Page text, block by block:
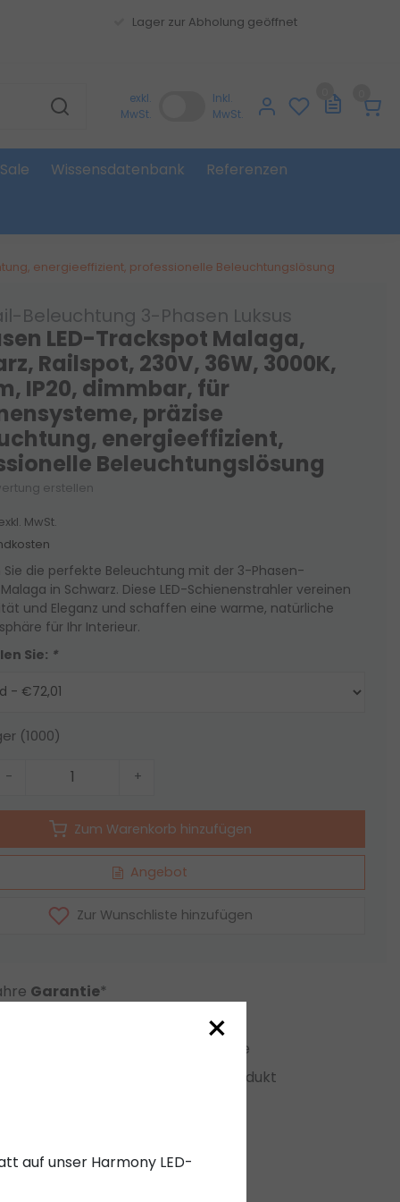
Lager zur Abholung geöffnet
exkl.
MwSt.
Inkl.
MwSt.
Sale Wissensdatenbank Referenzen
energieeffizient, professionelle Beleuchtungslösung
Beleuchtung 3-Phasen Luksus
LED-Trackspot Malaga,
Railspot, 230V, 36W, 3000K,
IP20, dimmbar, für
präzise
energieeffizient,
Beleuchtungslösung
erstellen
MwSt.
Sie die perfekte Beleuchtung mit der 3-Phasen-
in Schwarz. Diese LED-Schienenstrahler vereinen
und Eleganz und schaffen eine warme, natürliche
für Ihr Interieur.
Sie: *
(1000)
- +
Zum Warenkorb hinzufügen
Angebot
Zur Wunschliste hinzufügen
Garantie*
LED Artikel und Angebote
Anfrage zu diesem Produkt
setzen
×
auf unser Harmony LED-